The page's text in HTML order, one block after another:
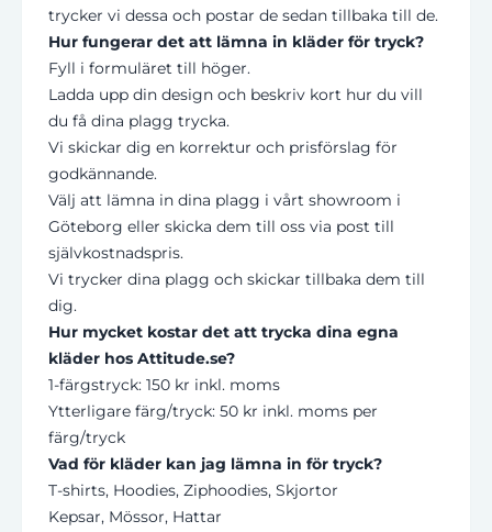
trycker vi dessa och postar de sedan tillbaka till de.
Hur fungerar det att lämna in kläder för tryck?
Fyll i formuläret till höger.
Ladda upp din design och beskriv kort hur du vill
du få dina plagg trycka.
Vi skickar dig en korrektur och prisförslag för
godkännande.
Välj att lämna in dina plagg i vårt showroom i
Göteborg eller skicka dem till oss via post till
självkostnadspris.
Vi trycker dina plagg och skickar tillbaka dem till
dig.
Hur mycket kostar det att trycka dina egna
kläder hos Attitude.se?
1-färgstryck: 150 kr inkl. moms
Ytterligare färg/tryck: 50 kr inkl. moms per
färg/tryck
Vad för kläder kan jag lämna in för tryck?
T-shirts, Hoodies, Ziphoodies, Skjortor
Kepsar, Mössor, Hattar